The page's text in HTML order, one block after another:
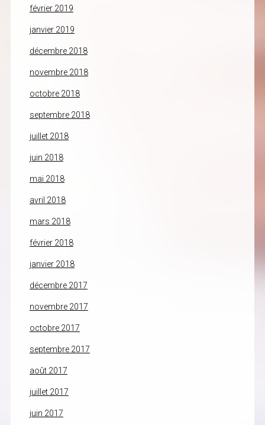
février 2019
janvier 2019
décembre 2018
novembre 2018
octobre 2018
septembre 2018
juillet 2018
juin 2018
mai 2018
avril 2018
mars 2018
février 2018
janvier 2018
décembre 2017
novembre 2017
octobre 2017
septembre 2017
août 2017
juillet 2017
juin 2017